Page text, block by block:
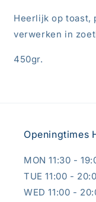
Heerlijk op toast,
verwerken in
450gr.
Openingtimes
MON 11:30 -
TUE 11:00 -
WED 11:00 -